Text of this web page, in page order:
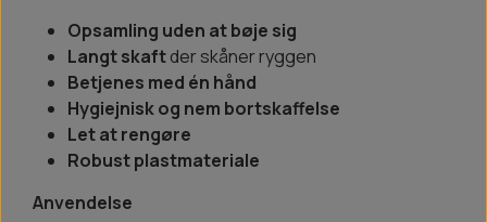
Opsamling uden at bøje sig
Langt skaftder skåner ryggen
Betjenes med én hånd
Hygiejnisk og nem bortskaffelse
Let at rengøre
Robust plastmateriale
Anvendelse